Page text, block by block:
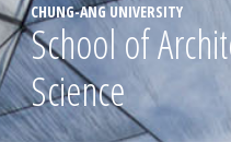
CHUNG-ANG UNIVERSITY
School of
Science